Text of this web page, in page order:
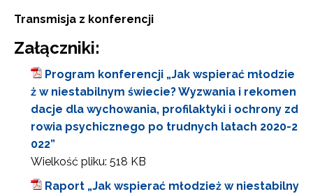
Transmisja z konferencji
Załączniki:
Program konferencji „Jak wspierać młodzie
ż w niestabilnym świecie? Wyzwania i rekomen
dacje dla wychowania, profilaktyki i ochrony zd
rowia psychicznego po trudnych latach 2020-2
022”
Wielkość pliku: 518 KB
Raport „Jak wspierać młodzież w niestabilny
osobowych przez ORE w celach marketingowych.
Zapisuję się